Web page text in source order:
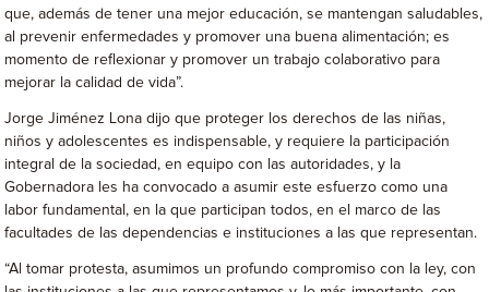
que, además de tener una mejor educación, se mantengan saludables,
al prevenir enfermedades y promover una buena alimentación; es
momento de reflexionar y promover un trabajo colaborativo para
mejorar la calidad de vida”.
Jorge Jiménez Lona dijo que proteger los derechos de las niñas,
niños y adolescentes es indispensable, y requiere la participación
integral de la sociedad, en equipo con las autoridades, y la
Gobernadora les ha convocado a asumir este esfuerzo como una
labor fundamental, en la que participan todos, en el marco de las
facultades de las dependencias e instituciones a las que representan.
“Al tomar protesta, asumimos un profundo compromiso con la ley, con